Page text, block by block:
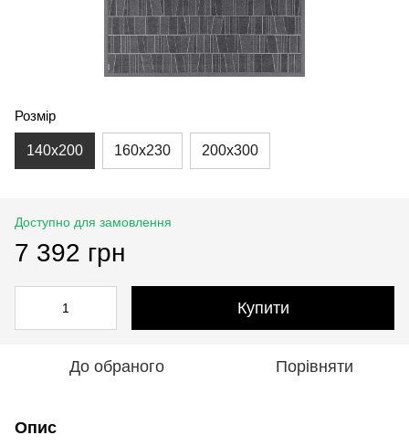
Розмір
140x200 160x230 200x300
Доступно для замовлення
7 392 грн
Купити
До обраного Порівняти
Опис